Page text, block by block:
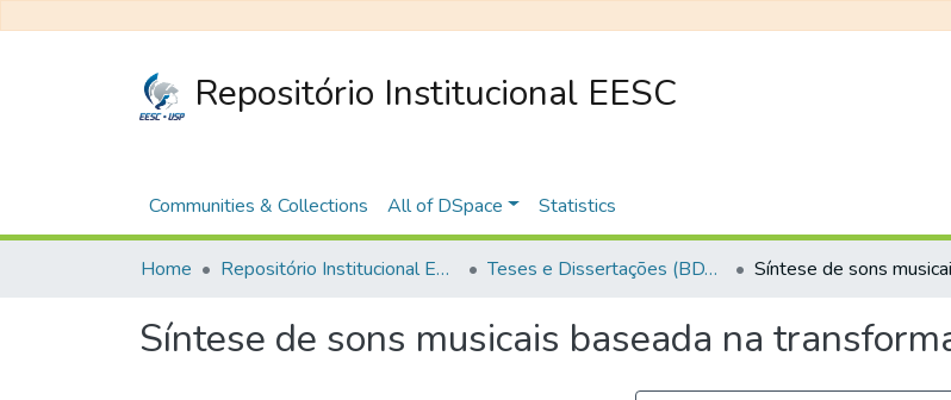
Repositório Institucional EESC
Communities & Collections All of DSpace Statistics
Home Repositório Institucional EESC Teses e Dissertações (BDTD USP)
Síntese de sons musicais baseada na